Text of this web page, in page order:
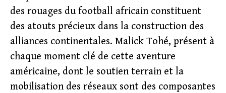
des rouages du football africain constituent
des atouts précieux dans la construction des
alliances continentales. Malick Tohé, présent à
chaque moment clé de cette aventure
américaine, dont le soutien terrain et la
mobilisation des réseaux sont des composantes